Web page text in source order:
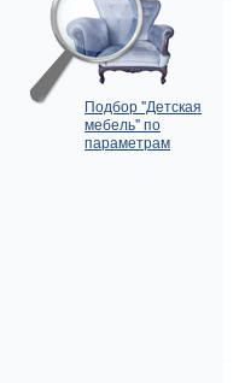
Подбор "Детская
мебель" по
параметрам